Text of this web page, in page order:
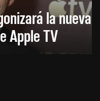
la nueva
Apple TV